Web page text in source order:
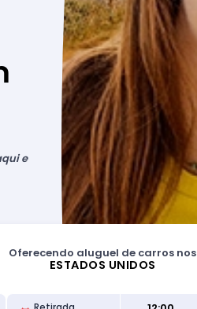
e
Oferecendo aluguel de carros nos
ESTADOS UNIDOS